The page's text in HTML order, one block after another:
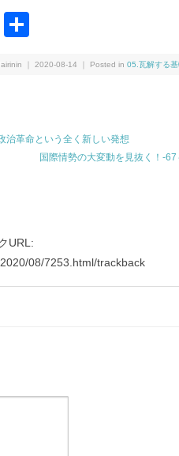
MeWe
｜ 2020-08-14 ｜ Posted in 05.瓦解する
治革命という全く新しい発想
国際情勢の大変動を見抜く！-
URL:
08/7253.html/trackback